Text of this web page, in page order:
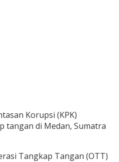
Korupsi (KPK)
tangan di Medan, Sumatra
Tangkap Tangan (OTT)